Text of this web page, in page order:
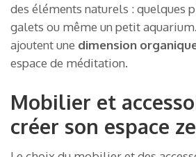
des éléments naturels : quelques
galets ou même un petit
ajoutent une dimension
espace de méditation.
Mobilier et
créer son espace